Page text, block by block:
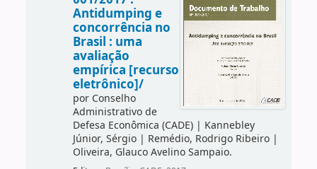
Antidumping e
concorrência no
Brasil : uma
avaliação
empírica [recurso
eletrônico]/
por Conselho
Administrativo de
Defesa Econômica (CADE)| Kannebley
Júnior, Sérgio| Remédio, Rodrigo Ribeiro|
Oliveira, Glauco Avelino Sampaio.